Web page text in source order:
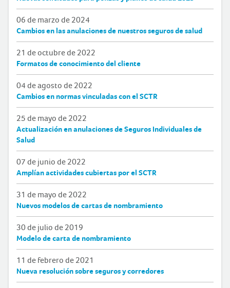
06 de marzo de 2024
Cambios en las anulaciones de nuestros seguros de salud
21 de octubre de 2022
Formatos de conocimiento del cliente
04 de agosto de 2022
Cambios en normas vinculadas con el SCTR
25 de mayo de 2022
Actualización en anulaciones de Seguros Individuales de
Salud
07 de junio de 2022
Amplían actividades cubiertas por el SCTR
31 de mayo de 2022
Nuevos modelos de cartas de nombramiento
30 de julio de 2019
Modelo de carta de nombramiento
11 de febrero de 2021
Nueva resolución sobre seguros y corredores